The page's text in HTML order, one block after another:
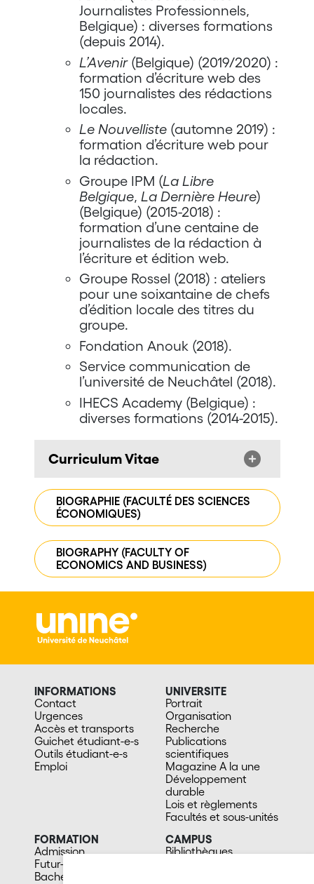
Journalistes Professionnels,
Belgique) : diverses formations
(depuis 2014).
L’Avenir(Belgique) (2019/2020) :
formation d’écriture web des
150 journalistes des rédactions
locales.
Le Nouvelliste(automne 2019) :
formation d’écriture web pour
la rédaction.
Groupe IPM (La Libre
Belgique, La Dernière Heure)
(Belgique) (2015-2018) :
formation d’une centaine de
journalistes de la rédaction à
l’écriture et édition web.
Groupe Rossel (2018) : ateliers
pour une soixantaine de chefs
d’édition locale des titres du
groupe.
Fondation Anouk (2018).
Service communication de
l’université de Neuchâtel (2018).
IHECS Academy (Belgique) :
diverses formations (2014-2015).
Curriculum Vitae
BIOGRAPHIE (FACULTÉ DES SCIENCES
ÉCONOMIQUES)
BIOGRAPHY (FACULTY OF
ECONOMICS AND BUSINESS)
INFORMATIONS
Contact
Urgences
Accès et transports
Guichet étudiant-e-s
Outils étudiant-e-s
Emploi
UNIVERSITE
Portrait
Organisation
Recherche
Publications
scientifiques
Magazine A la une
Développement
durable
Lois et règlements
Facultés et sous-unités
FORMATION
Admission
Futur-e étudiant-e
Bachelors
CAMPUS
Bibliothèques